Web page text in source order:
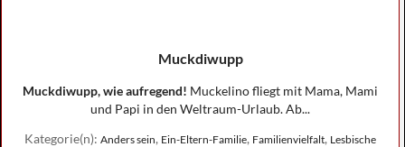
Muckdiwupp
Muckdiwupp, wie aufregend! Muckelino fliegt mit Mama, Mami
und Papi in den Weltraum-Urlaub. Ab...
Kategorie(n): Anders sein, Ein-Eltern-Familie, Familienvielfalt, Lesbische